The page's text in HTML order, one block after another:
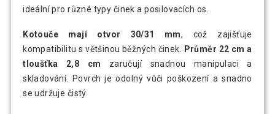
ideální pro různé typy činek a posilovacích os.
Kotouče mají otvor 30/31 mm, což zajišťuje
kompatibilitu s většinou běžných činek. Průměr 22 cm a
tloušťka 2,8 cm zaručují snadnou manipulaci a
skladování. Povrch je odolný vůči poškození a snadno
se udržuje čistý.